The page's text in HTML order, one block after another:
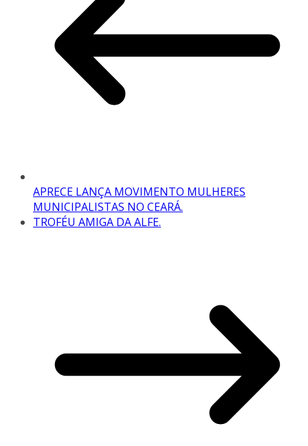
APRECE LANÇA MOVIMENTO MULHERES
MUNICIPALISTAS NO CEARÁ.
TROFÉU AMIGA DA ALFE.